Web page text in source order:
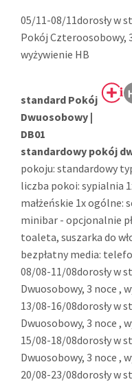
05/11-08/11dorosły w
Pokój Czteroosobowy,
wyżywienie HB
standard Pokój
Dwuosobowy |
DB01
standardowy pokój
pokoju: standardowy
liczba pokoi: sypialnia
małżeńskie 1x ogólne:
minibar - opcjonalnie
toaleta, suszarka do
bezpłatny media:
08/08-11/08dorosły w
Dwuosobowy, 3 noce ,
13/08-16/08dorosły w
Dwuosobowy, 3 noce ,
15/08-18/08dorosły w
Dwuosobowy, 3 noce ,
20/08-23/08dorosły w